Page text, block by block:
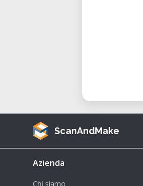
• Los
y otros
Creación
• Los
ScanAndMake
Azienda
Chi siamo